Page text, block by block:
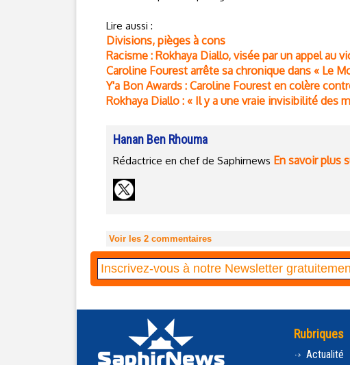
Lire aussi :
Divisions, pièges à cons
Racisme : Rokhaya Diallo, visée par un appel au
Caroline Fourest arrête sa chronique dans « Le
Y'a Bon Awards : Caroline Fourest en colère
Rokhaya Diallo : « Il y a une vraie invisibilité des
Hanan Ben Rhouma
Rédactrice en chef de Saphirnews En savoir plus
Voir les 2 commentaires
Rubriques
Actualité